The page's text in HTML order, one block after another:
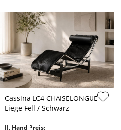
Cassina LC4 CHAISELONGUE
Liege Fell / Schwarz
II. Hand Preis: